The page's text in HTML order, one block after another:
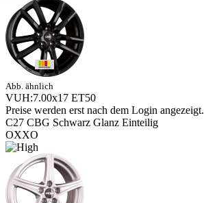
Abb. ähnlich
VUH:7.00x17 ET50
Preise werden erst nach dem Login angezeigt.
C27 CBG Schwarz Glanz Einteilig
OXXO